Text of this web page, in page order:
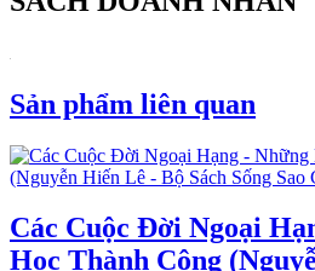
Sản phẩm liên quan
Các Cuộc Đời Ngoại
Học Thành Công